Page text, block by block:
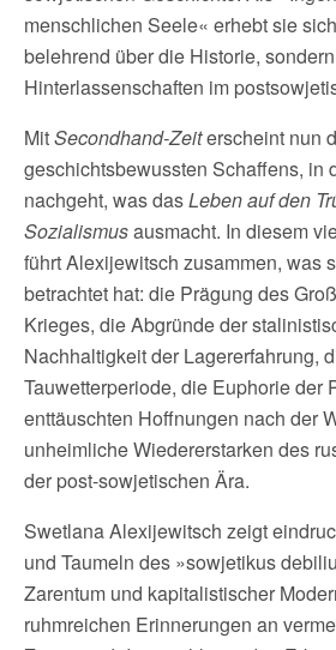
menschlichen Seele« erhebt sie
belehrend über die Historie,
Hinterlassenschaften im
MitSecondhand-Zeiterscheint nun
geschichtsbewussten Schaffens, in
nachgeht, was dasLeben auf den
Sozialismusausmacht. In diesem
führt Alexijewitsch zusammen, was
betrachtet hat: die Prägung des
Krieges, die Abgründe der
Nachhaltigkeit der Lagererfahrung,
Tauwetterperiode, die Euphorie der
enttäuschten Hoffnungen nach der
unheimliche Wiedererstarken des
der post-sowjetischen Ära.
Swetlana Alexijewitsch zeigt
und Taumeln des »sowjetikus
Zarentum und kapitalistischer
ruhmreichen Erinnerungen an